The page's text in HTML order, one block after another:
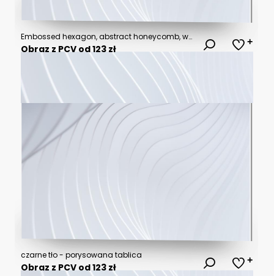
Embossed hexagon, abstract honeycomb, white background, light and shadow. Vector.
Obraz z PCV od 123 zł
czarne tło - porysowana tablica
Obraz z PCV od 123 zł